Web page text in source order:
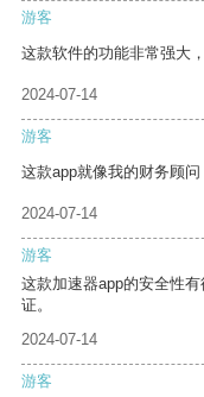
游客
这款软件的功能非常强大
2024-07-14
游客
这款app就像我的财务顾问
2024-07-14
游客
这款加速器app的安全性
证。
2024-07-14
游客